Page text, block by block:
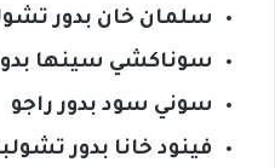
سلمان خان بدور
سوناكشي سينها
سوني سود بدور راجو
فينود خانا بدور